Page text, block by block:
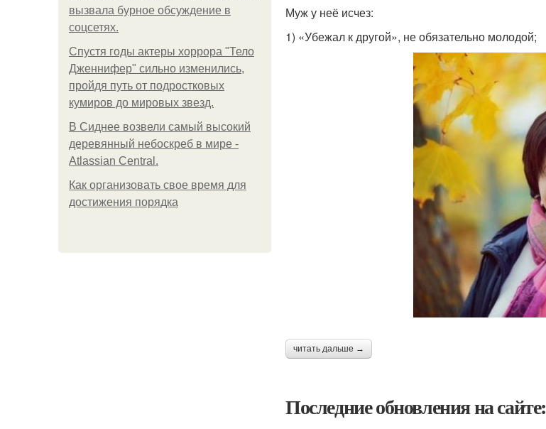
вызвала бурное обсуждение в
соцсетях.
Спустя годы актеры хоррора "Тело
Дженнифер" сильно изменились,
пройдя путь от подростковых
кумиров до мировых звезд.
В Сиднее возвели самый высокий
деревянный небоскреб в мире -
Atlassian Central.
Как организовать свое время для
достижения порядка
Муж у неё исчез:
1) «Убежал к другой», не обязательно молодой;
читать дальше →
Последние обновления на сайте: